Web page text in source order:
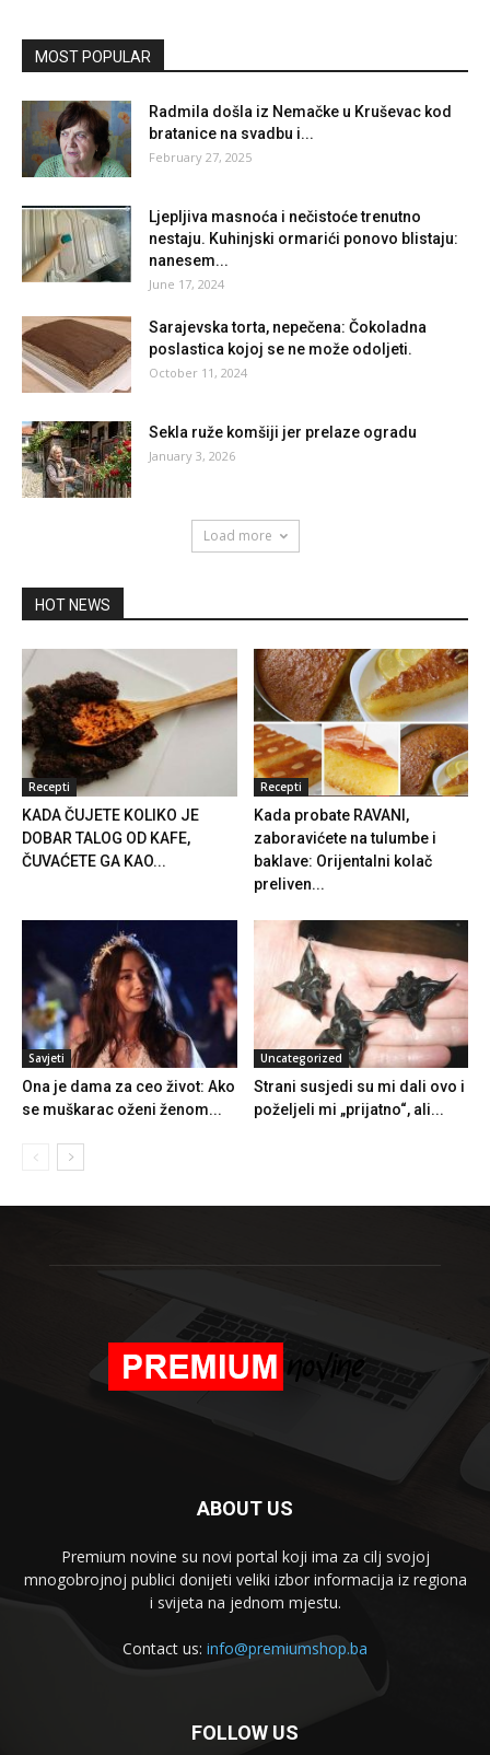
MOST POPULAR
Radmila došla iz Nemačke u Kruševac kod
bratanice na svadbu i...
February 27, 2025
Ljepljiva masnoća i nečistoće trenutno
nestaju. Kuhinjski ormarići ponovo blistaju:
nanesem...
June 17, 2024
Sarajevska torta, nepečena: Čokoladna
poslastica kojoj se ne može odoljeti.
October 11, 2024
Sekla ruže komšiji jer prelaze ogradu
January 3, 2026
Load more
HOT NEWS
Recepti
KADA ČUJETE KOLIKO JE
DOBAR TALOG OD KAFE,
ČUVAĆETE GA KAO...
Recepti
Kada probate RAVANI,
zaboravićete na tulumbe i
baklave: Orijentalni kolač
preliven...
Savjeti
Ona je dama za ceo život: Ako
se muškarac oženi ženom...
Uncategorized
Strani susjedi su mi dali ovo i
poželjeli mi „prijatno“, ali...
ABOUT US
Premium novine su novi portal koji ima za cilj svojoj
mnogobrojnoj publici donijeti veliki izbor informacija iz regiona
i svijeta na jednom mjestu.
Contact us: info@premiumshop.ba
FOLLOW US